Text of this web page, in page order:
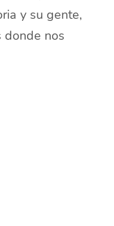
y su gente,
donde nos